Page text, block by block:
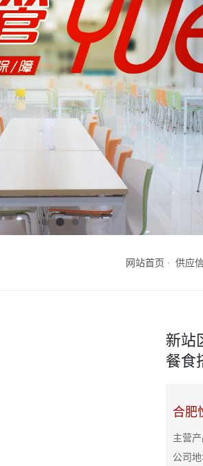
网站首页 供应
新站
餐食
合肥
主营
公司